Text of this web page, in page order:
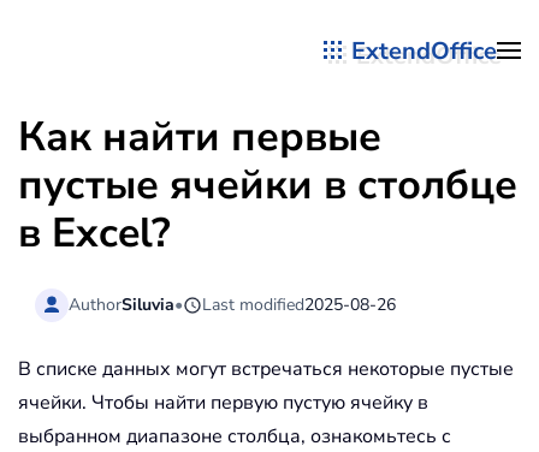
ExtendOffice
Как найти первые
пустые ячейки в столбце
в Excel?
AuthorSiluvia• Last modified2025-08-26
В списке данных могут встречаться некоторые пустые
ячейки. Чтобы найти первую пустую ячейку в
выбранном диапазоне столбца, ознакомьтесь с